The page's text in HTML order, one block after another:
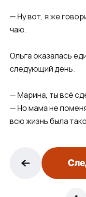
— Ну вот, я же
чаю.
Ольга оказалась
следующий день.
— Марина, ты всё
— Но мама не
всю жизнь была